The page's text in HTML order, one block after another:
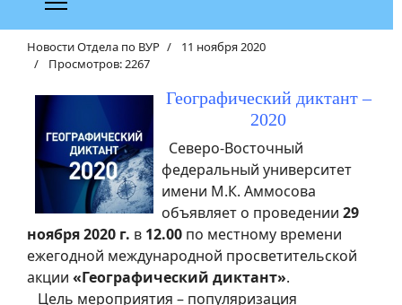
Новости Отдела по ВУР
11 ноября 2020
Просмотров: 2267
Географический диктант –
2020
Северо-Восточный
федеральный университет
имени М.К. Аммосова
объявляет о проведении 29
ноября 2020 г. в 12.00 по местному времени
ежегодной международной просветительской
акции «Географический диктант».
Цель мероприятия – популяризация